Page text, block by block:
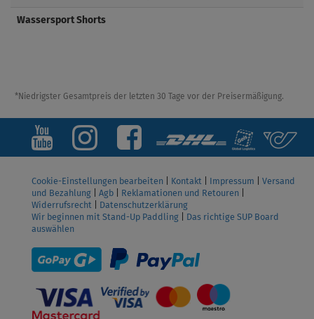
Wassersport Shorts
*Niedrigster Gesamtpreis der letzten 30 Tage vor der Preisermäßigung.
Cookie-Einstellungen bearbeiten Kontakt Impressum
Versand
und Bezahlung
Agb Reklamationen und Retouren
Widerrufsrecht
Datenschutzerklärung
Wir beginnen mit Stand-Up Paddling
Das richtige SUP Board
auswählen